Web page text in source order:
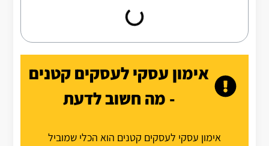
אימון עסקי לעסקים קטנים
- מה חשוב לדעת
אימון עסקי לעסקים קטנים הוא הכלי שמוביל